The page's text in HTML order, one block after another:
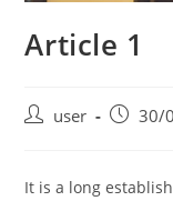
Article 1
user 30/
It is a long